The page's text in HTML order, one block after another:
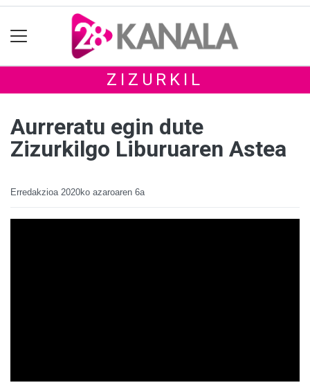
ZIZURKIL
Aurreratu egin dute
Zizurkilgo Liburuaren Astea
Erredakzioa 2020ko azaroaren 6a